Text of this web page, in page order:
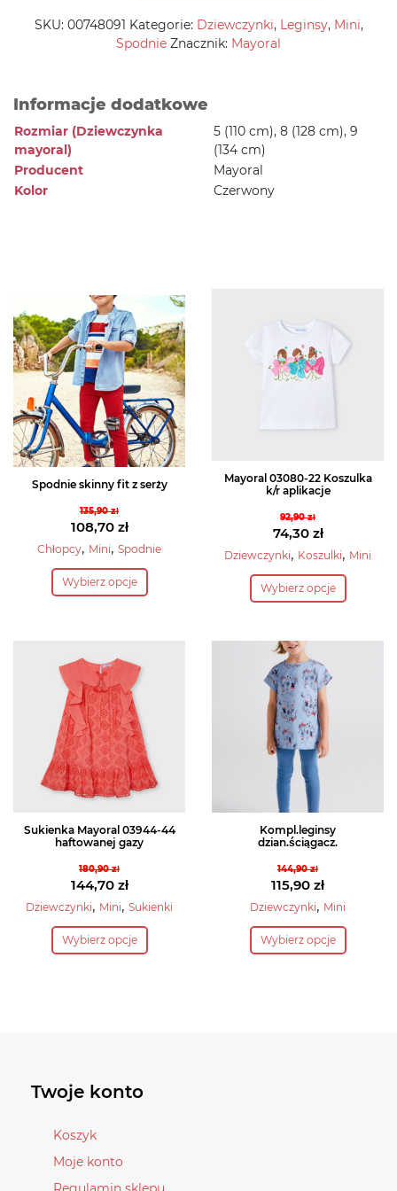
SKU: 00748091 Kategorie: Dziewczynki, Leginsy, Mini,
Spodnie Znacznik: Mayoral
Informacje dodatkowe
Rozmiar (Dziewczynka
mayoral)
5 (110 cm), 8 (128 cm), 9
(134 cm)
Producent
Mayoral
Kolor
Czerwony
Spodnie skinny fit z serży
135,90zł
Pierwotna
cena
wynosiła:
135,90 zł.
108,70 zł
Aktualna
cena
wynosi:
Chłopcy, Mini, Spodnie
Wybierz opcje
Ten
produkt
wariantów.
Opcje
można
wybrać
na
stronie
produktu
Mayoral 03080-22 Koszulka
k/r aplikacje
92,90zł
Pierwotna
cena
wynosiła:
92,90 zł.
74,30 zł
Aktualna
cena
wynosi:
Dziewczynki, Koszulki, Mini
Wybierz opcje
Ten
produkt
wiele
wariantów.
Opcje
można
wybrać
na
stronie
produktu
Sukienka Mayoral 03944-44
haftowanej gazy
180,90zł
Pierwotna
cena
wynosiła:
180,90 zł.
144,70 zł
Aktualna
cena
wynosi:
Dziewczynki, Mini, Sukienki
Wybierz opcje
Ten
produkt
wybrać
Kompl.leginsy
dzian.ściągacz.
144,90zł
Pierwotna
cena
wynosiła:
144,90 zł.
115,90 zł
Aktualna
cena
wynosi:
Dziewczynki, Mini
Wybierz opcje
Ten
produkt
Twoje konto
Koszyk
Moje konto